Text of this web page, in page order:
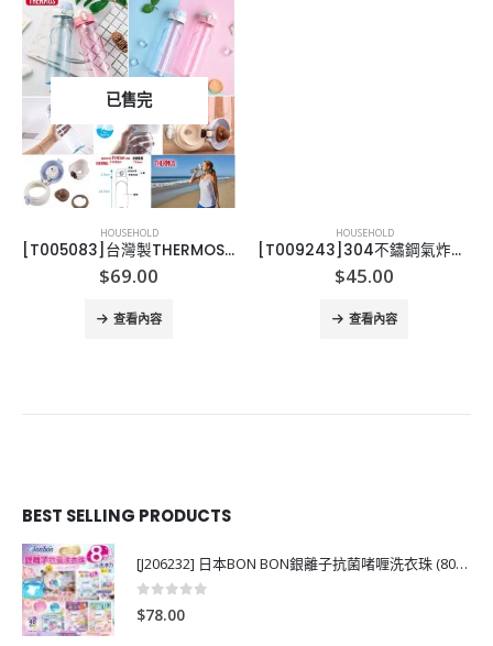
已售完
HOUSEHOLD
[T005083]台灣製THERMOS 運動水樽
$69.00
查看內容
HOUSEHOLD
[T009243]304不鏽鋼氣炸鍋專用防噴油網-19/21/23/25
$45.00
查看內容
BEST SELLING PRODUCTS
[J206232] 日本BON BON銀離子抗菌啫喱洗衣珠 (80粒)
0
$78.00